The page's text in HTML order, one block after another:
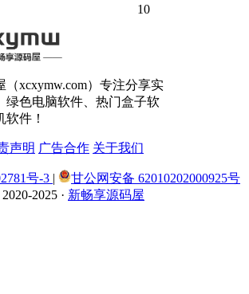
10
（xcxymw.com）专注分享实
绿色电脑软件、热门盒子软
件！
声明 广告合作 关于我们
号-3 |
甘公网安备 62010202000925号
2025 · 新畅享源码屋